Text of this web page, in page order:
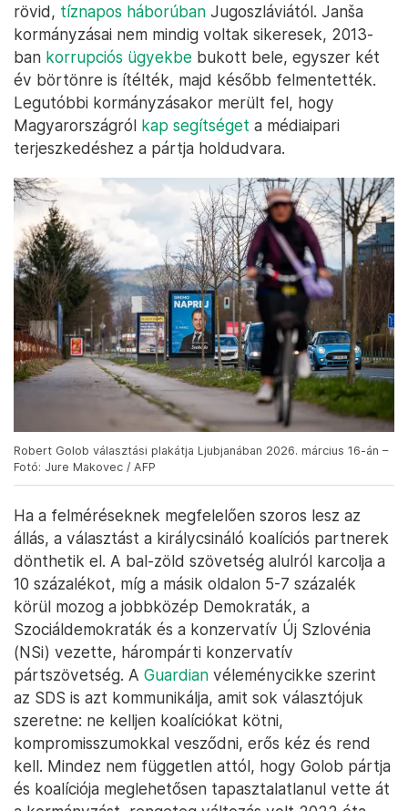
rövid, tíznapos háborúban Jugoszláviától. Janša
kormányzásai nem mindig voltak sikeresek, 2013-
ban korrupciós ügyekbe bukott bele, egyszer két
év börtönre is ítélték, majd később felmentették.
Legutóbbi kormányzásakor merült fel, hogy
Magyarországról kap segítséget a médiaipari
terjeszkedéshez a pártja holdudvara.
Robert Golob választási plakátja Ljubjanában 2026. március 16-án –
Fotó: Jure Makovec / AFP
Ha a felméréseknek megfelelően szoros lesz az
állás, a választást a királycsináló koalíciós partnerek
dönthetik el. A bal-zöld szövetség alulról karcolja a
10 százalékot, míg a másik oldalon 5-7 százalék
körül mozog a jobbközép Demokraták, a
Szociáldemokraták és a konzervatív Új Szlovénia
(NSi) vezette, hárompárti konzervatív
pártszövetség. A Guardian véleménycikke szerint
az SDS is azt kommunikálja, amit sok választójuk
szeretne: ne kelljen koalíciókat kötni,
kompromisszumokkal vesződni, erős kéz és rend
kell. Mindez nem független attól, hogy Golob pártja
és koalíciója meglehetősen tapasztalatlanul vette át